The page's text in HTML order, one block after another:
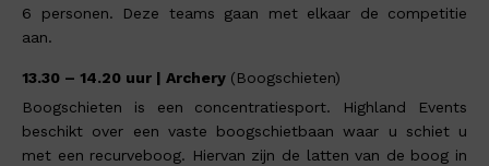
6 personen. Deze teams gaan met elkaar de competitie
aan.
13.30 – 14.20 uur | Archery (Boogschieten)
Boogschieten is een concentratiesport. Highland Events
beschikt over een vaste boogschietbaan waar u schiet u
met een recurveboog. Hiervan zijn de latten van de boog in